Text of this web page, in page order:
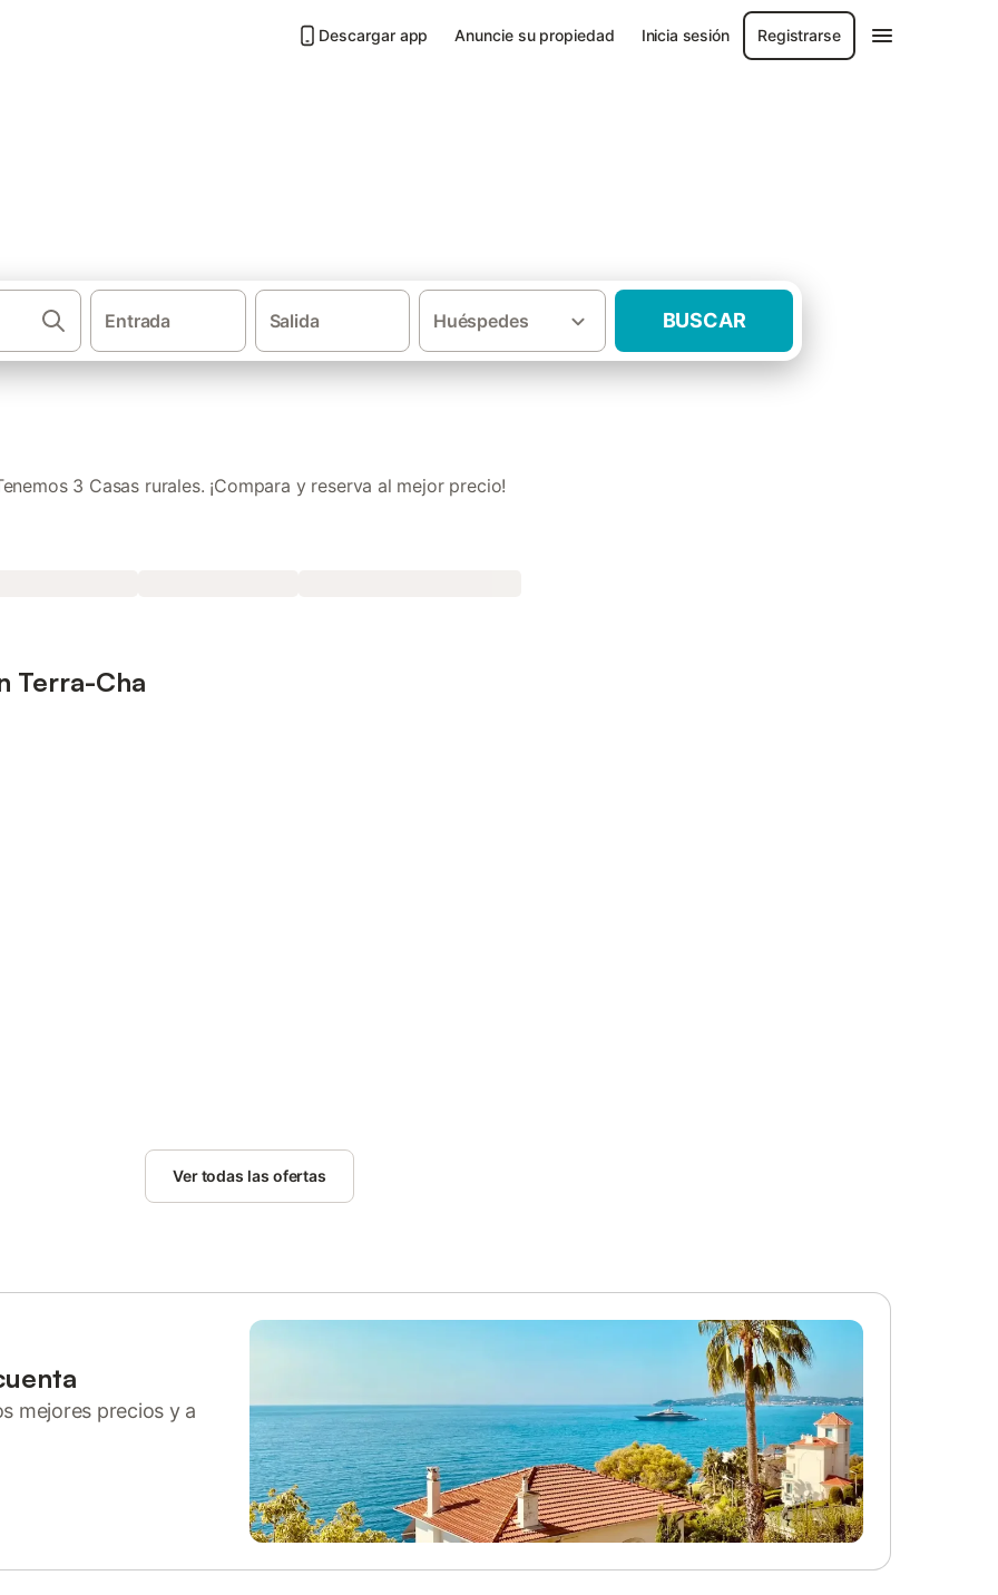
Descargar app Anuncie su propiedad Inicia sesión Registrarse
Entrada Salida Huéspedes BUSCAR
3 Casas rurales. ¡Compara y reserva al mejor precio!
Terra-Cha
Ver todas las ofertas
mejores precios y a